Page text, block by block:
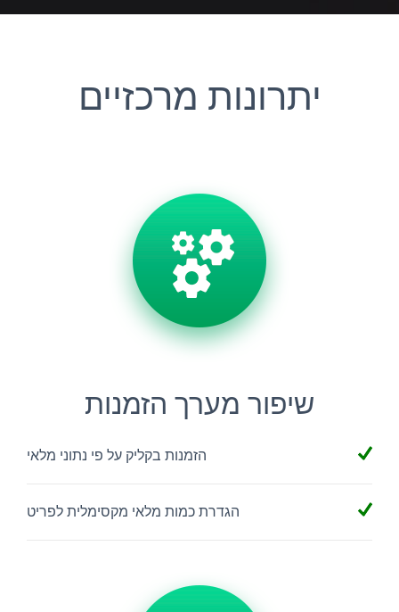
יתרונות מרכזיים
שיפור מערך הזמנות
הזמנות בקליק על פי נתוני מלאי
הגדרת כמות מלאי מקסימלית לפריט